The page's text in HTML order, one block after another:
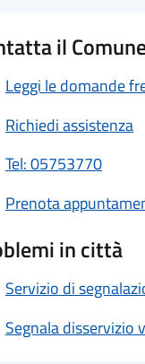
il
Leggi le domande
Richiedi assistenza
Tel: 05753770
Prenota
in città
Servizio di
Segnala disservizio